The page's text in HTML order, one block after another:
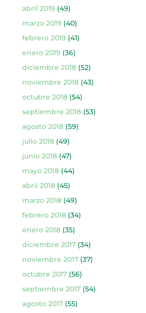
abril 2019 (49)
marzo 2019 (40)
febrero 2019 (41)
enero 2019 (36)
diciembre 2018(52)
noviembre 2018(43)
octubre 2018(54)
septiembre 2018(53)
agosto 2018(59)
julio 2018(49)
junio 2018(47)
mayo 2018(44)
abril 2018(45)
marzo 2018(49)
febrero 2018(34)
enero 2018(35)
diciembre 2017(34)
noviembre 2017(37)
octubre 2017(56)
septiembre 2017(54)
agosto 2017(55)